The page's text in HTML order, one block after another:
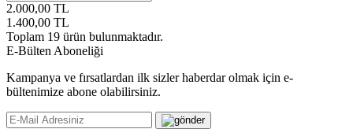
2.000,00 TL
1.400,00 TL
Toplam 19 ürün bulunmaktadır.
E-Bülten Aboneliği
Kampanya ve fırsatlardan ilk sizler haberdar olmak için e-
bültenimize abone olabilirsiniz.